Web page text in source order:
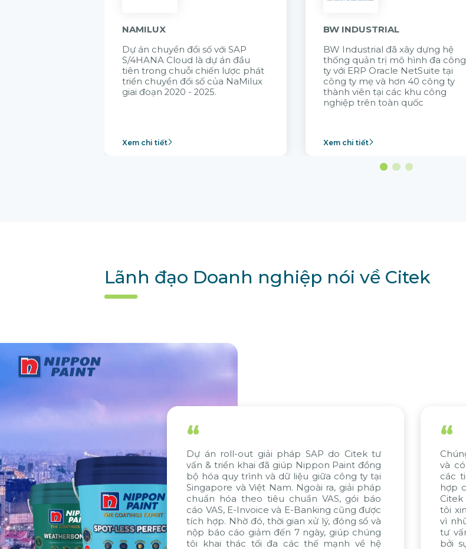
NAMILUX
Dự án chuyển đổi số với SAP
S/4HANA Cloud là dự án đầu
tiên trong chuỗi chiến lược phát
triển chuyển đổi số của NaMilux
giai đoạn 2020 - 2025.
Xem chi tiết
BW INDUSTRIAL
BW Industrial đã xây dựng hệ
thống quản trị mô hình đa công
ty với ERP Oracle NetSuite tại
công ty mẹ và hơn 40 công ty
thành viên tại các khu công
nghiệp trên toàn quốc
Xem chi tiết
Lãnh đạo Doanh nghiệp nói về Citek
roll-out giải pháp SAP do Citek tư
triển khai đã giúp Nippon Paint đồng
quy trình và dữ liệu giữa công ty tại
và Việt Nam. Ngoài ra, giải pháp
hóa theo tiêu chuẩn VAS, gói báo
E-Invoice và E-Banking cũng được
Nhờ đó, thời gian xử lý, đóng sổ và
cáo giảm đến 7 ngày, giúp chúng
thác tối đa các thế mạnh về hệ
Chúng tôi rất hài lòng với tiến độ của dự án
và có niềm tin mạnh mẽ về việc đáp ứng
các tiêu chuẩn chất lượng. Sự nỗ lực phối
hợp của toàn đội ngũ, đặc biệt từ WBG và
Citek - là một minh chứng tiêu biểu. Chúng
tôi xin gửi lời cảm ơn chân thành đến Citek
vì những kỹ năng xuất sắc trong quá trình
tư vấn và triển khai dự án, được thúc đẩy
bởi sự cống hiến bền bỉ và không ngừng